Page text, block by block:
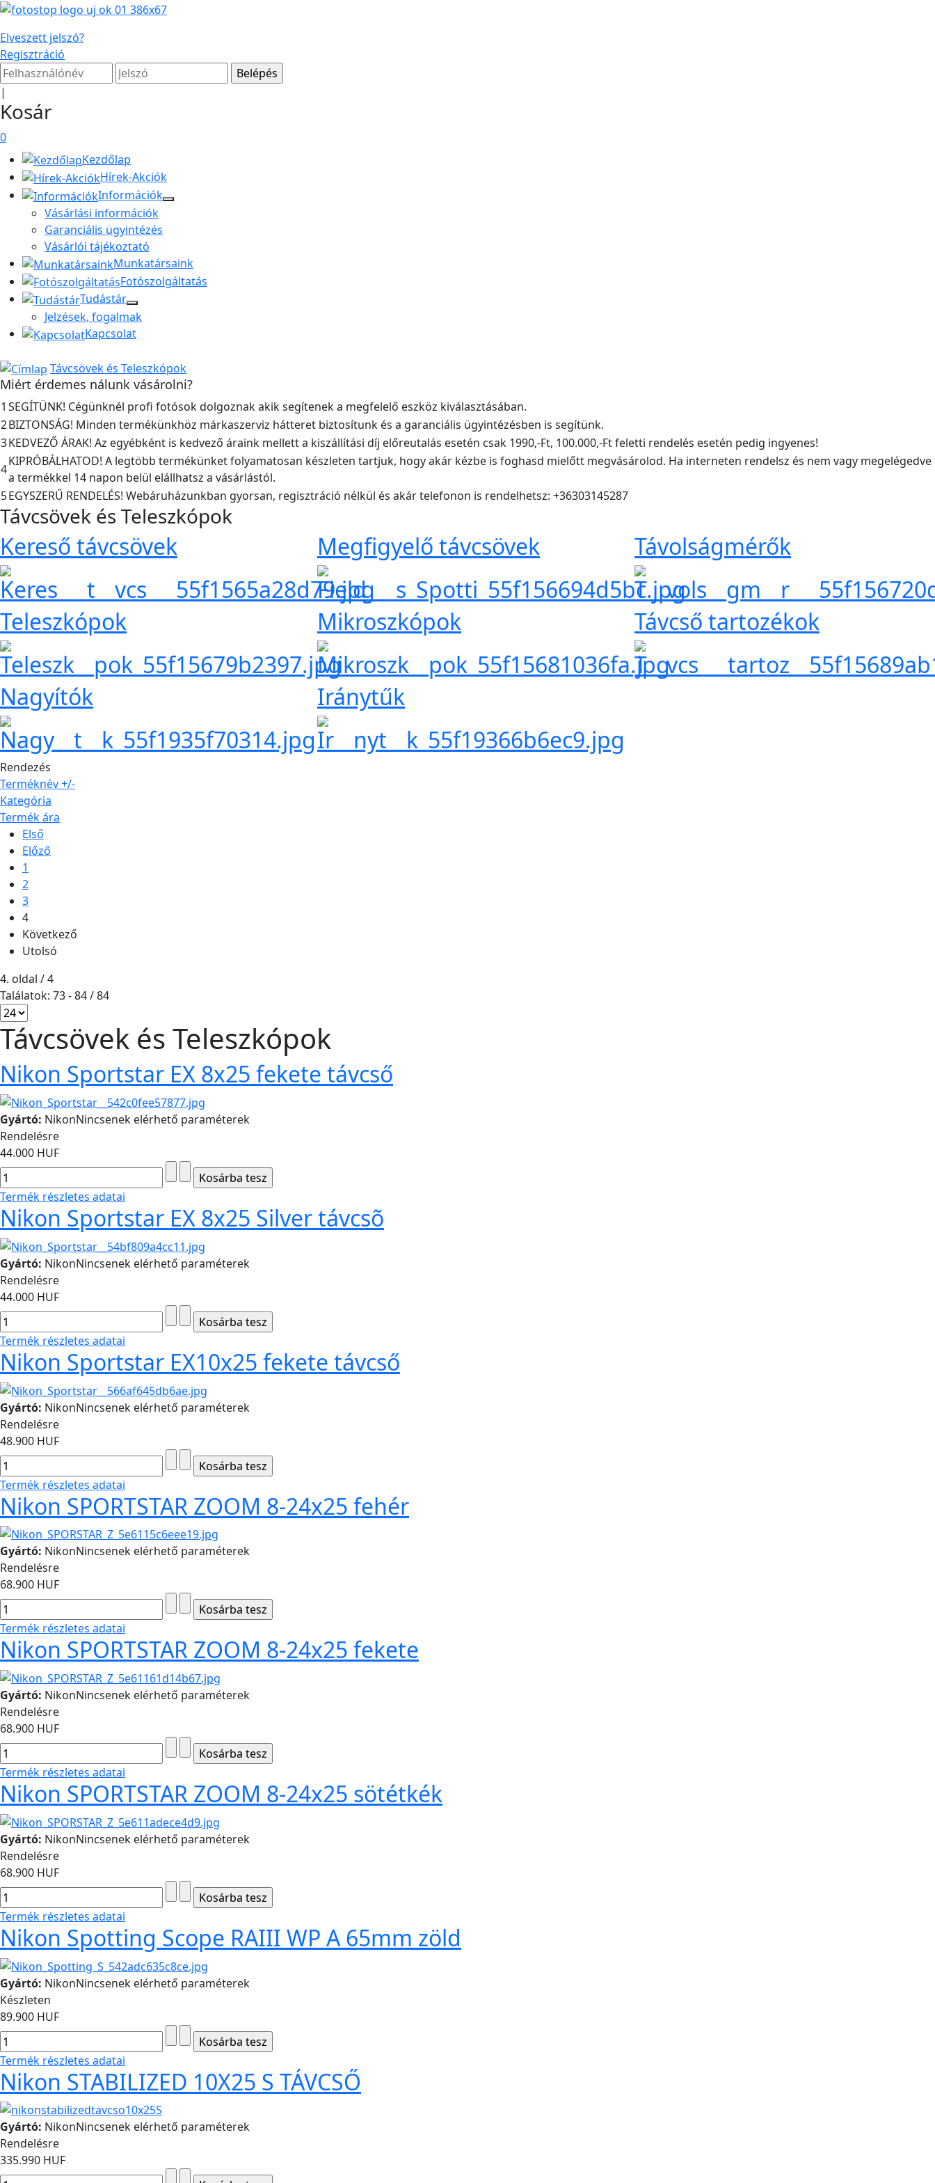
Elveszett jelszó?
Regisztráció
|
Kosár
0
Kezdőlap
Hírek-Akciók
Információk
Vásárlási információk
Garanciális ügyintézés
Vásárlói tájékoztató
Munkatársaink
Fotószolgáltatás
Tudástár
Jelzések, fogalmak
Kapcsolat
Távcsövek és Teleszkópok
Miért érdemes nálunk vásárolni?
1 SEGÍTÜNK! Cégünknél profi fotósok dolgoznak akik segítenek a megfelelő eszköz kiválasztásában.
2BIZTONSÁG! Minden termékünkhöz márkaszerviz hátteret biztosítunk és a garanciális ügyintézésben is segítünk.
3KEDVEZŐ ÁRAK! Az egyébként is kedvező áraink mellett a kiszállítási díj előreutalás esetén csak 1990,-Ft, 100.000,-Ft feletti rendelés esetén pedig ingyenes!
4
KIPRÓBÁLHATOD! A legtöbb termékünket folyamatosan készleten tartjuk, hogy akár kézbe is foghasd mielőtt megvásárolod. Ha interneten rendelsz és nem vagy megelégedve
a termékkel 14 napon belül elállhatsz a vásárlástól.
5EGYSZERŰ RENDELÉS! Webáruházunkban gyorsan, regisztráció nélkül és akár telefonon is rendelhetsz: +36303145287
Távcsövek és Teleszkópok
Kereső távcsövek Megfigyelő távcsövek Távolságmérők
Teleszkópok Mikroszkópok Távcső tartozékok
Nagyítók Iránytűk
Rendezés
Terméknév +/-
Kategória
Termék ára
Első
Előző
1
2
3
4
Következő
Utolsó
4. oldal / 4
Találatok: 73 - 84 / 84
Távcsövek és Teleszkópok
Nikon Sportstar EX 8x25 fekete távcső
Gyártó: NikonNincsenek elérhető paraméterek
Rendelésre
44.000 HUF
Termék részletes adatai
Nikon Sportstar EX 8x25 Silver távcsõ
Gyártó: NikonNincsenek elérhető paraméterek
Rendelésre
44.000 HUF
Termék részletes adatai
Nikon Sportstar EX10x25 fekete távcső
Gyártó: NikonNincsenek elérhető paraméterek
Rendelésre
48.900 HUF
Termék részletes adatai
Nikon SPORTSTAR ZOOM 8-24x25 fehér
Gyártó: NikonNincsenek elérhető paraméterek
Rendelésre
68.900 HUF
Termék részletes adatai
Nikon SPORTSTAR ZOOM 8-24x25 fekete
Gyártó: NikonNincsenek elérhető paraméterek
Rendelésre
68.900 HUF
Termék részletes adatai
Nikon SPORTSTAR ZOOM 8-24x25 sötétkék
Gyártó: NikonNincsenek elérhető paraméterek
Rendelésre
68.900 HUF
Termék részletes adatai
Nikon Spotting Scope RAIII WP A 65mm zöld
Gyártó: NikonNincsenek elérhető paraméterek
Készleten
89.900 HUF
Termék részletes adatai
Nikon STABILIZED 10X25 S TÁVCSŐ
Gyártó: NikonNincsenek elérhető paraméterek
Rendelésre
335.990 HUF